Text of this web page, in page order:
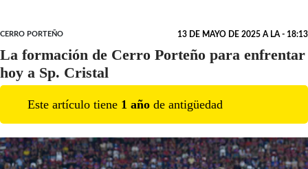
CERRO PORTEÑO 13 DE MAYO DE 2025 A LA - 18:13
La formación de Cerro Porteño para enfrentar
hoy a Sp. Cristal
Este artículo tiene 1 año de antigüedad